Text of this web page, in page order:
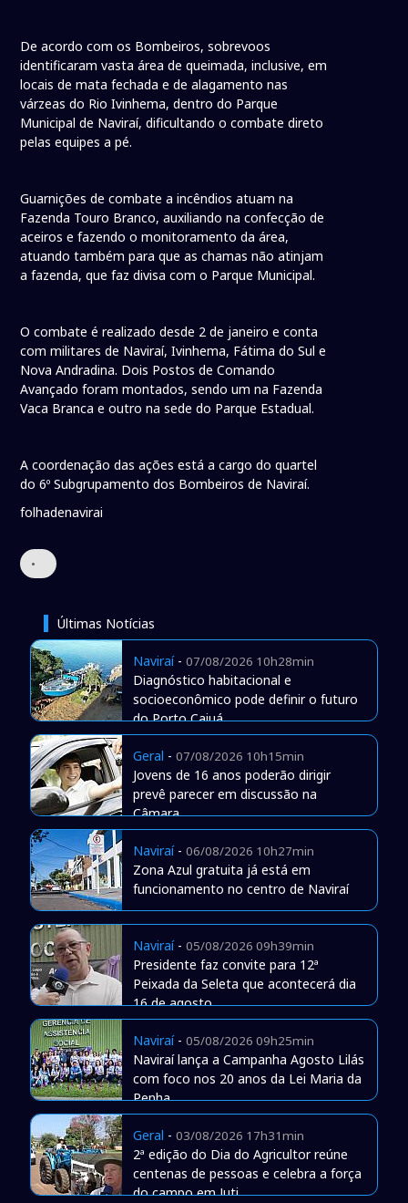
De acordo com os Bombeiros, sobrevoos
identificaram vasta área de queimada, inclusive, em
locais de mata fechada e de alagamento nas
várzeas do Rio Ivinhema, dentro do Parque
Municipal de Naviraí, dificultando o combate direto
pelas equipes a pé.
Guarnições de combate a incêndios atuam na
Fazenda Touro Branco, auxiliando na confecção de
aceiros e fazendo o monitoramento da área,
atuando também para que as chamas não atinjam
a fazenda, que faz divisa com o Parque Municipal.
O combate é realizado desde 2 de janeiro e conta
com militares de Naviraí, Ivinhema, Fátima do Sul e
Nova Andradina. Dois Postos de Comando
Avançado foram montados, sendo um na Fazenda
Vaca Branca e outro na sede do Parque Estadual.
A coordenação das ações está a cargo do quartel
do 6º Subgrupamento dos Bombeiros de Naviraí.
folhadenavirai
•
Últimas Notícias
Naviraí- 07/08/2026 10h28min
Diagnóstico habitacional e
socioeconômico pode definir o futuro
do Porto Caiuá
Geral - 07/08/2026 10h15min
Jovens de 16 anos poderão dirigir
prevê parecer em discussão na
Câmara
Naviraí- 06/08/2026 10h27min
Zona Azul gratuita já está em
funcionamento no centro de Naviraí
Naviraí- 05/08/2026 09h39min
Presidente faz convite para 12ª
Peixada da Seleta que acontecerá dia
16 de agosto
Naviraí- 05/08/2026 09h25min
Naviraí lança a Campanha Agosto Lilás
com foco nos 20 anos da Lei Maria da
Penha
Geral - 03/08/2026 17h31min
2ª edição do Dia do Agricultor reúne
centenas de pessoas e celebra a força
do campo em Juti